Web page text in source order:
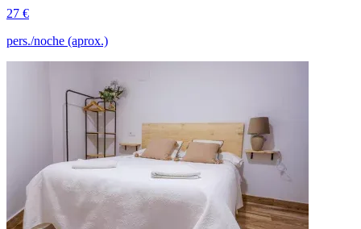
27 €
pers./noche (aprox.)